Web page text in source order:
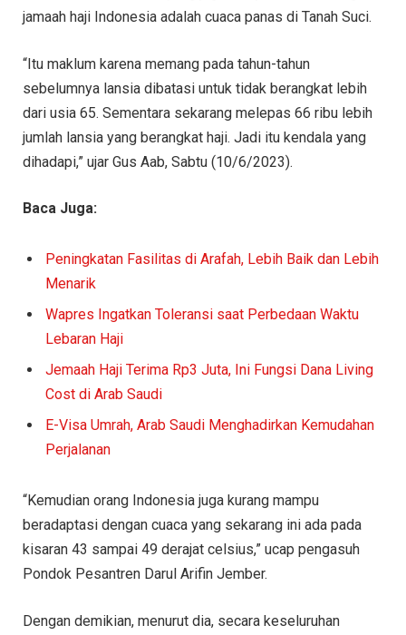
jamaah haji Indonesia adalah cuaca panas di Tanah Suci.
“Itu maklum karena memang pada tahun-tahun
sebelumnya lansia dibatasi untuk tidak berangkat lebih
dari usia 65. Sementara sekarang melepas 66 ribu lebih
jumlah lansia yang berangkat haji. Jadi itu kendala yang
dihadapi,” ujar Gus Aab, Sabtu (10/6/2023).
Baca Juga:
Peningkatan Fasilitas di Arafah, Lebih Baik dan Lebih
Menarik
Wapres Ingatkan Toleransi saat Perbedaan Waktu
Lebaran Haji
Jemaah Haji Terima Rp3 Juta, Ini Fungsi Dana Living
Cost di Arab Saudi
E-Visa Umrah, Arab Saudi Menghadirkan Kemudahan
Perjalanan
“Kemudian orang Indonesia juga kurang mampu
beradaptasi dengan cuaca yang sekarang ini ada pada
kisaran 43 sampai 49 derajat celsius,” ucap pengasuh
Pondok Pesantren Darul Arifin Jember.
Dengan demikian, menurut dia, secara keseluruhan